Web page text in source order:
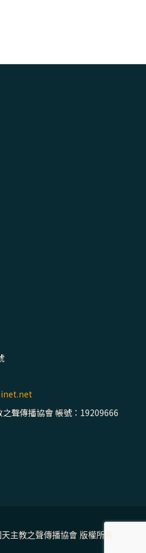
萬物讚頌頌歌 – 太陽與生態音
教帶你做【將臨期避靜】—「馬
帶你做【將臨期避靜】—「福
的故事
帶你做【將臨期避靜】—
聲傳播協會 帳號：19209666
主教之聲傳播協會 版權所有